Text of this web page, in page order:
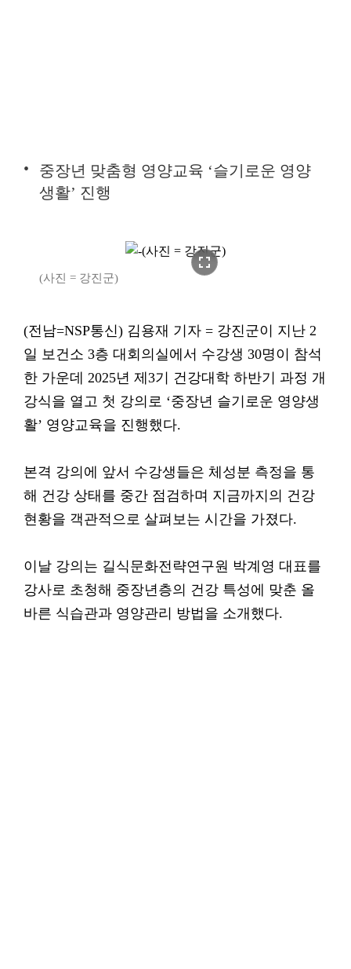
중장년 맞춤형 영양교육 ‘슬기로운 영양
생활’ 진행
fullscreen
(사진 = 강진군)
(전남=NSP통신) 김용재 기자 = 강진군이 지난 2
일 보건소 3층 대회의실에서 수강생 30명이 참석
한 가운데 2025년 제3기 건강대학 하반기 과정 개
강식을 열고 첫 강의로 ‘중장년 슬기로운 영양생
활’ 영양교육을 진행했다.
본격 강의에 앞서 수강생들은 체성분 측정을 통
해 건강 상태를 중간 점검하며 지금까지의 건강
현황을 객관적으로 살펴보는 시간을 가졌다.
이날 강의는 길식문화전략연구원 박계영 대표를
강사로 초청해 중장년층의 건강 특성에 맞춘 올
바른 식습관과 영양관리 방법을 소개했다.